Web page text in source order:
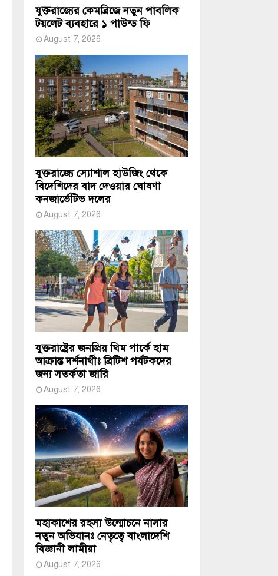
যুক্তরাজ্যের কেমব্রিজে নতুন পাবলিক
টয়লেট ব্যবহারে ১ পাউন্ড ফি
August 7, 2026
যুক্তরাজ্যে স্যোশাল হাউজিং থেকে
বিদেশিদের বাদ দেওয়ার ঘোষণা
কনজার্ভেটিভ দলের
August 7, 2026
যুক্তরাষ্ট্রের জনপ্রিয় থিম পার্কে হাম
আক্রান্ত দর্শনার্থীঃ ব্রিটিশ পর্যটকদের
জন্য সতর্কতা জারি
August 7, 2026
মহাকাশের রহস্য উন্মোচনে নাসার
নতুন অভিযানঃ নেতৃত্বে বাংলাদেশি
বিজ্ঞানী লামীয়া
August 7, 2026